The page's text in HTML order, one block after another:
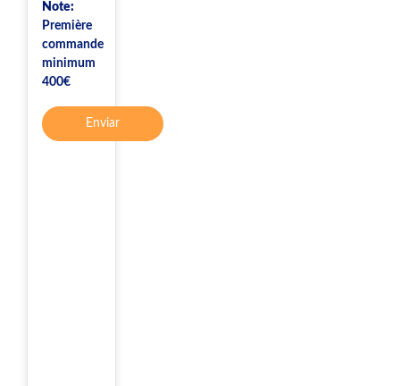
Note:
Première
commande
minimum
400€
Enviar